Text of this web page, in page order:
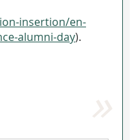
insertion/en-
alumni-day).